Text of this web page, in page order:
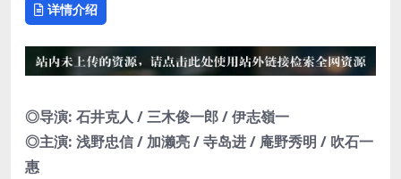
详情介绍
◎导演: 石井克人 / 三木俊一郎 / 伊志嶺一
◎主演: 浅野忠信 / 加濑亮 / 寺岛进 / 庵野秀明 / 吹石一
惠